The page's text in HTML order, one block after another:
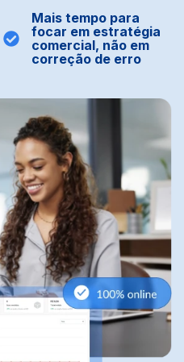
Mais tempo para
focar em estratégia
comercial, não em
correção de erro